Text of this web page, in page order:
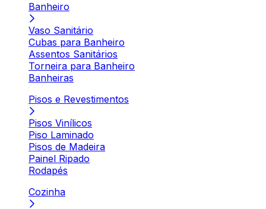
Banheiro
Vaso Sanitário
Cubas para Banheiro
Assentos Sanitários
Torneira para Banheiro
Banheiras
Pisos e Revestimentos
Pisos Vinílicos
Piso Laminado
Pisos de Madeira
Painel Ripado
Rodapés
Cozinha